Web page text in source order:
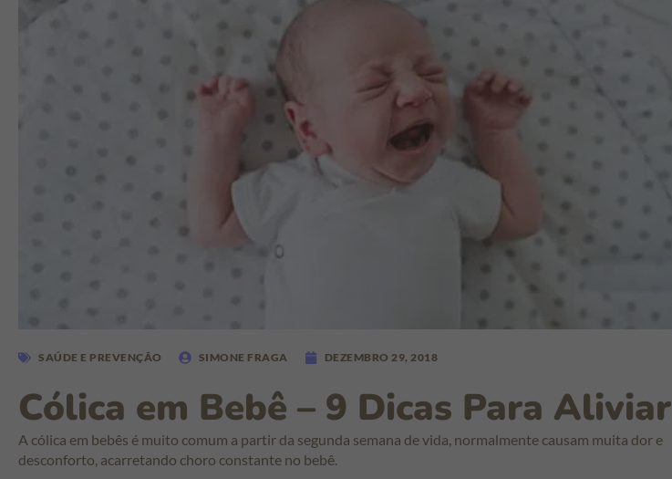
SAÚDE E PREVENÇÃO SIMONE FRAGA DEZEMBRO 29, 2018
Cólica em Bebê – 9 Dicas Para Aliviar
A cólica em bebês é muito comum a partir da segunda semana de vida, normalmente causam muita dor e
desconforto, acarretando choro constante no bebê.